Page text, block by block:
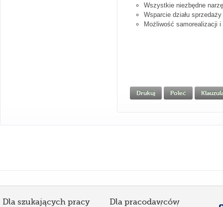
Wszystkie niezbędne
Wsparcie działu
Możliwość samorealizacji
Drukuj Poleć
Dla szukających pracy Dla pracodawców